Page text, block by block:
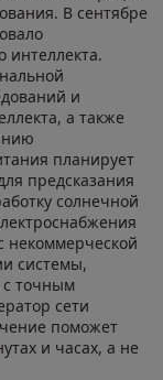
В сентябре
интеллекта.
и
а также
планирует
предсказания
солнечной
некоммерческой
системы,
с точным
сети
поможет
и часах, а не